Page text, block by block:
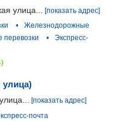
улица...
[показать адрес]
•
Железнодорожные
перевозки •
Экспресс-
улица)
[показать адрес]
почта